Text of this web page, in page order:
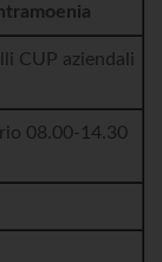
CUP aziendali
08.00-14.30